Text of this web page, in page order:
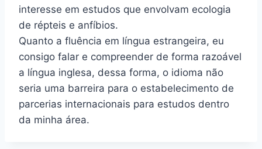
interesse em estudos que envolvam ecologia
de répteis e anfíbios.
Quanto a fluência em língua estrangeira, eu
consigo falar e compreender de forma razoável
a língua inglesa, dessa forma, o idioma não
seria uma barreira para o estabelecimento de
parcerias internacionais para estudos dentro
da minha área.